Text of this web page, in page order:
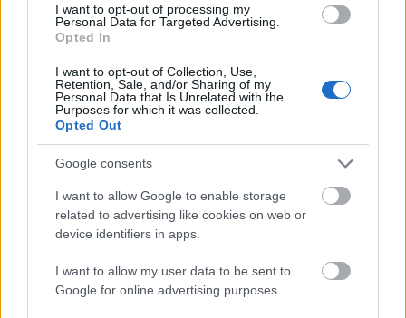
I want to opt-out of processing my
Personal Data for Targeted Advertising.
Opted In
I want to opt-out of Collection, Use,
Retention, Sale, and/or Sharing of my
Personal Data that Is Unrelated with the
Purposes for which it was collected.
Opted Out
Google consents
I want to allow Google to enable storage
related to advertising like cookies on web or
device identifiers in apps.
I want to allow my user data to be sent to
Google for online advertising purposes.
A balti államokra készül lecsapni Oroszország
HÍREK egy órája
Feloldották az önkéntes fogyasztási
korlátozást